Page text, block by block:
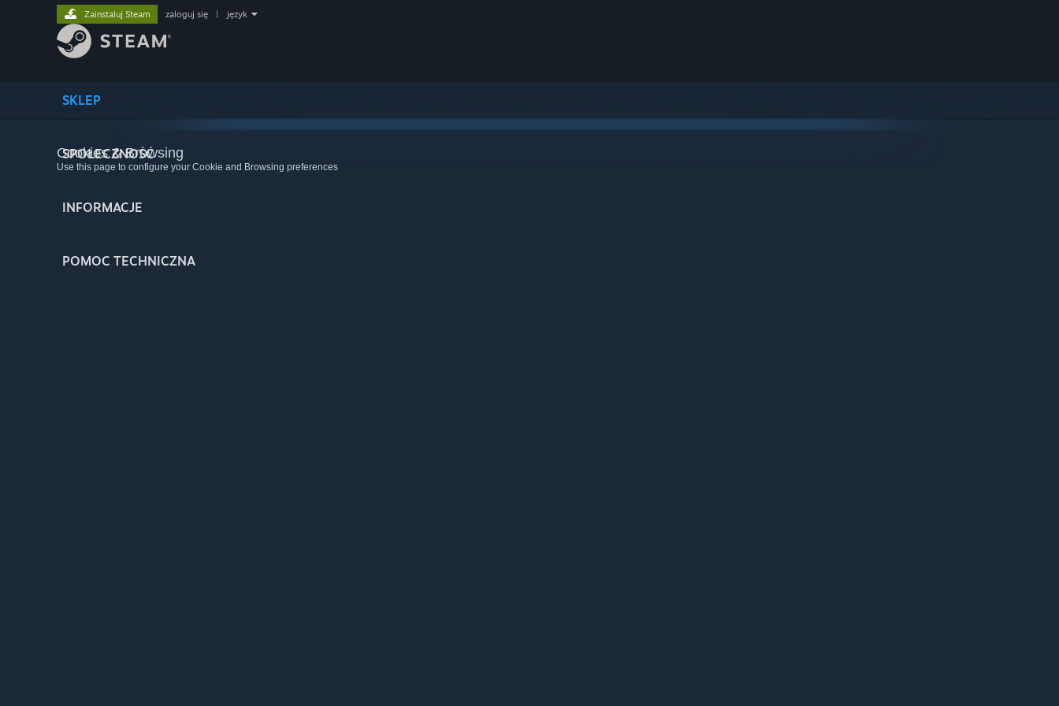
SKLEP
SPOŁECZNOŚĆ
INFORMACJE
POMOC TECHNICZNA
Zainstaluj Steam zaloguj się język
Cookies & Browsing
Use this page to configure your Cookie and Browsing preferences